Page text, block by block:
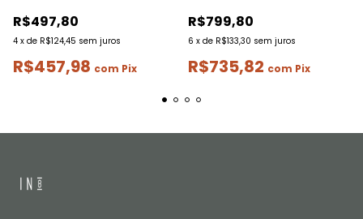
R$497,80
4 x de R$124,45 sem juros
R$457,98 com Pix
R$799,80
6 x de R$133,30 sem juros
R$735,82 com Pix